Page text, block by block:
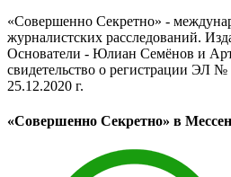
«Совершенно Секретно» -
журналистских расследований.
Основатели - Юлиан Семёнов и
свидетельство о регистрации ЭЛ
25.12.2020 г.
«Совершенно Секретно» в